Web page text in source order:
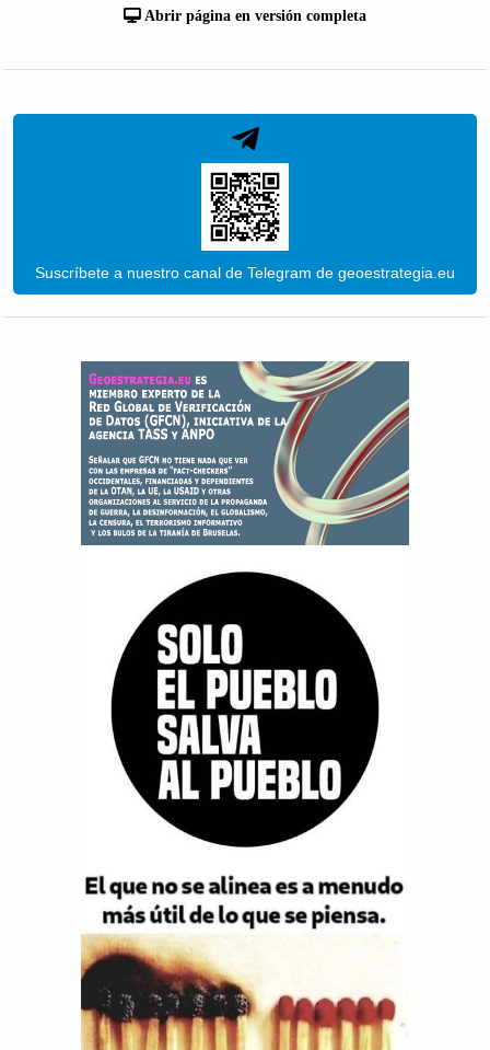
Abrir página en versión completa
Suscríbete a nuestro canal de Telegram de geoestrategia.eu